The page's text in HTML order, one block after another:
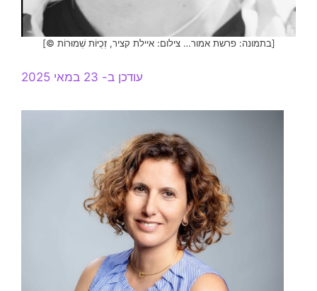
[בתמונה: פרשת אמור… צילום: איילת קציר, זְכֻיּוֹת שְׁמוּרוֹת ©]
עודכן ב- 23 במאי 2025